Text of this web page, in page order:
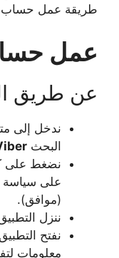
طريقة عمل حساب
عمل
عن طريق
ندخل إلى
البحث
نضغط على
على سياسة
(موافق).
ننزل
نفتح
معلومات